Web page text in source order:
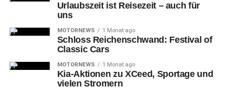
Urlaubszeit ist Reisezeit – auch für
uns
MOTORNEWS 1 Monat ago
Schloss Reichenschwand: Festival of
Classic Cars
MOTORNEWS 1 Monat ago
Kia-Aktionen zu XCeed, Sportage und
vielen Stromern